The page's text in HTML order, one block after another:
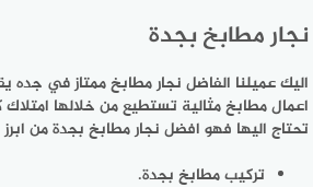
نجار مطابخ بجدة
اليك عميلنا الفاضل نجار مطابخ ممتاز في جده
اعمال مطابخ مثالية تستطيع من خلالها
تحتاج اليها فهو افضل نجار مطابخ بجدة من
تركيب مطابخ بجدة.